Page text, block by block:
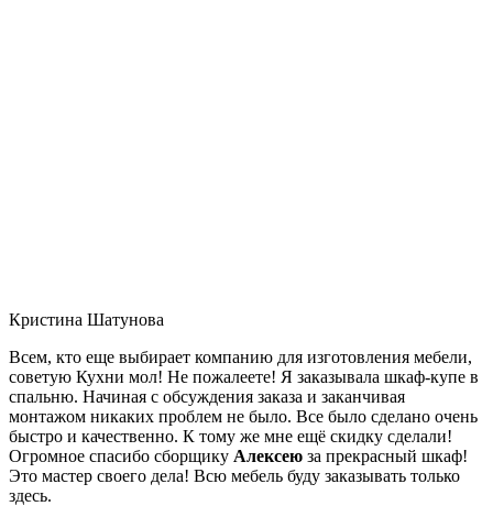
Кристина Шатунова
Всем, кто еще выбирает компанию для изготовления мебели,
советую Кухни мол! Не пожалеете! Я заказывала шкаф-купе в
спальню. Начиная с обсуждения заказа и заканчивая
монтажом никаких проблем не было. Все было сделано очень
быстро и качественно. К тому же мне ещё скидку сделали!
Огромное спасибо сборщику Алексею за прекрасный шкаф!
Это мастер своего дела! Всю мебель буду заказывать только
здесь.